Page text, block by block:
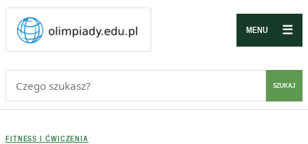
MENU ☰
SZUKAJ
FITNESS I ĆWICZENIA